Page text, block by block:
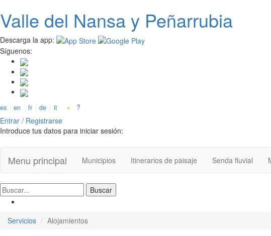
Pasar
al
contenido
principal
Valle del Nansay Peñarrubia
Descarga la app:
Síguenos:
es en fr de it +
?
Entrar / Registrarse
Introduce tus datos para iniciar sesión:
Menu principal Municipios Itinerarios de paisaje Senda fluvial
Servicios Alojamientos